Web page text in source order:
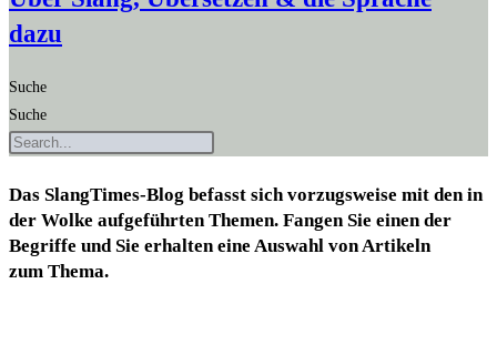
dazu
Suche
Suche
Das Slang­Times-Blog befasst sich vor­zugs­wei­se mit den in
der Wol­ke auf­ge­führ­ten The­men. Fan­gen Sie einen der
Begrif­fe und Sie erhal­ten eine Aus­wahl von Arti­keln
zum Thema.